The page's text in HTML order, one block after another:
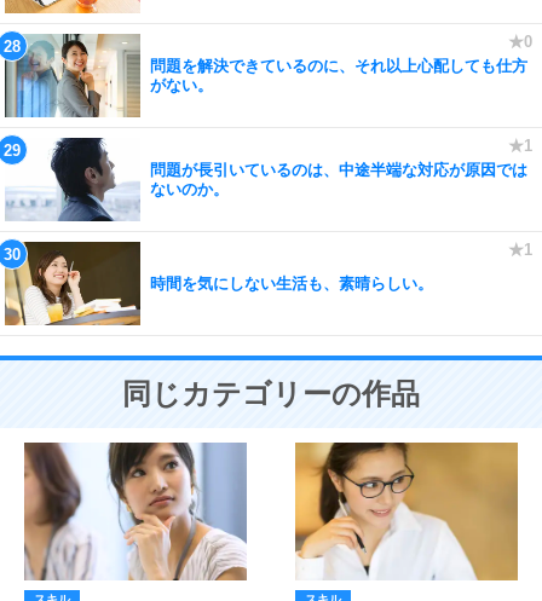
問題を解決できているのに、それ以上心配しても仕方
がない。
問題が長引いているのは、中途半端な対応が原因では
ないのか。
時間を気にしない生活も、素晴らしい。
同じカテゴリーの作品